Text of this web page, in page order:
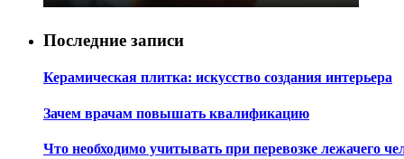
Последние записи
Керамическая плитка: искусство создания интерьера
Зачем врачам повышать квалификацию
Что необходимо учитывать при перевозке лежачего